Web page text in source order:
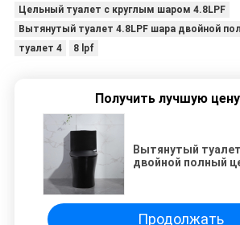
Цельный туалет с круглым шаром 4.8LPF
Вытянутый туалет 4.8LPF шара двойной
туалет 4
8 lpf
Получить лучшую
Вытянутый
двойной полный
Продолжать